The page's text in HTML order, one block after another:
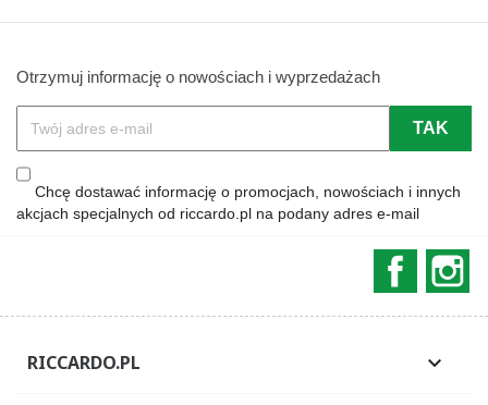
Otrzymuj informację o nowościach i wyprzedażach
Chcę dostawać informację o promocjach, nowościach i innych
akcjach specjalnych od riccardo.pl na podany adres e-mail
RICCARDO.PL 